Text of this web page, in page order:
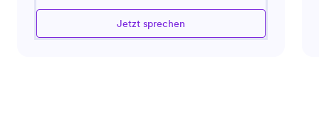
Geschäftsdaten und zur Implementierung von
Prozessverbesserungen geben, um Effizienz und
Jetzt sprechen